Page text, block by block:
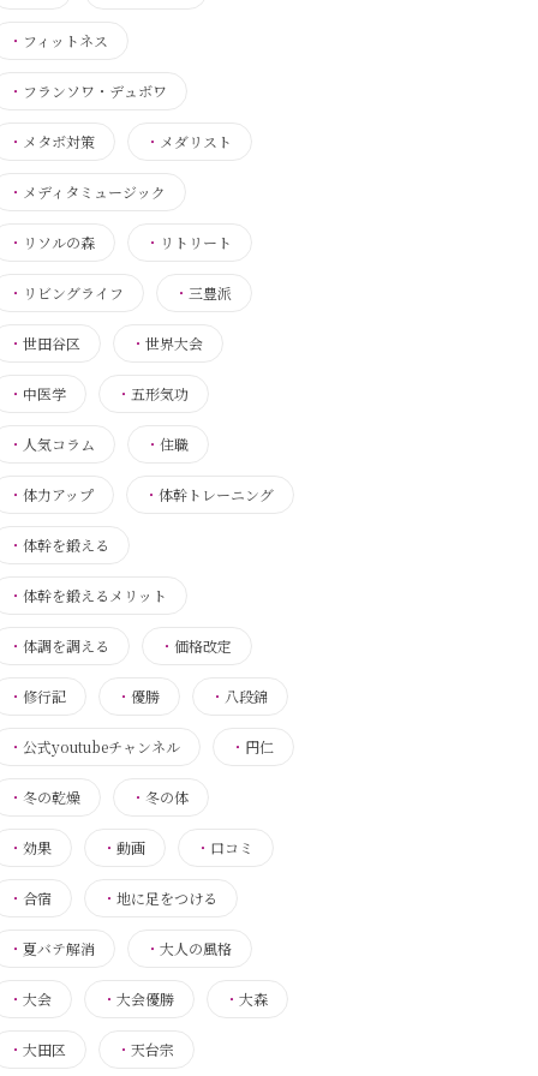
・ フィットネス
・ フランソワ・デュボワ
・ メタボ対策 ・ メダリスト
・ メディタミュージック
・ リソルの森 ・ リトリート
・ リビングライフ ・ 三豊派
・ 世田谷区 ・ 世界大会
・ 中医学 ・ 五形気功
・ 人気コラム ・ 住職
・ 体力アップ ・ 体幹トレーニング
・ 体幹を鍛える
・ 体幹を鍛えるメリット
・ 体調を調える ・ 価格改定
・ 修行記 ・ 優勝 ・ 八段錦
・ 公式youtubeチャンネル ・ 円仁
・ 冬の乾燥 ・ 冬の体
・ 効果 ・ 動画 ・ 口コミ
・ 合宿 ・ 地に足をつける
・ 夏バテ解消 ・ 大人の風格
・ 大会 ・ 大会優勝 ・ 大森
・ 大田区 ・ 天台宗